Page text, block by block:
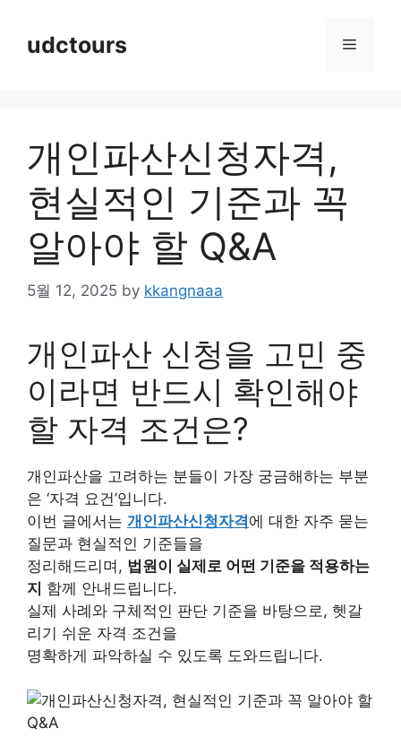
contentudctours Menu
개인파산신청자격,
현실적인 기준과 꼭
알아야 할 Q&A
5월 12, 2025 by kkangnaaa
개인파산 신청을 고민 중
이라면 반드시 확인해야
할 자격 조건은?
개인파산을 고려하는 분들이 가장 궁금해하는 부분
은 ‘자격 요건’입니다.
이번 글에서는 개인파산신청자격에 대한 자주 묻는
질문과 현실적인 기준들을
정리해드리며, 법원이 실제로 어떤 기준을 적용하는
지 함께 안내드립니다.
실제 사례와 구체적인 판단 기준을 바탕으로, 헷갈
리기 쉬운 자격 조건을
명확하게 파악하실 수 있도록 도와드립니다.